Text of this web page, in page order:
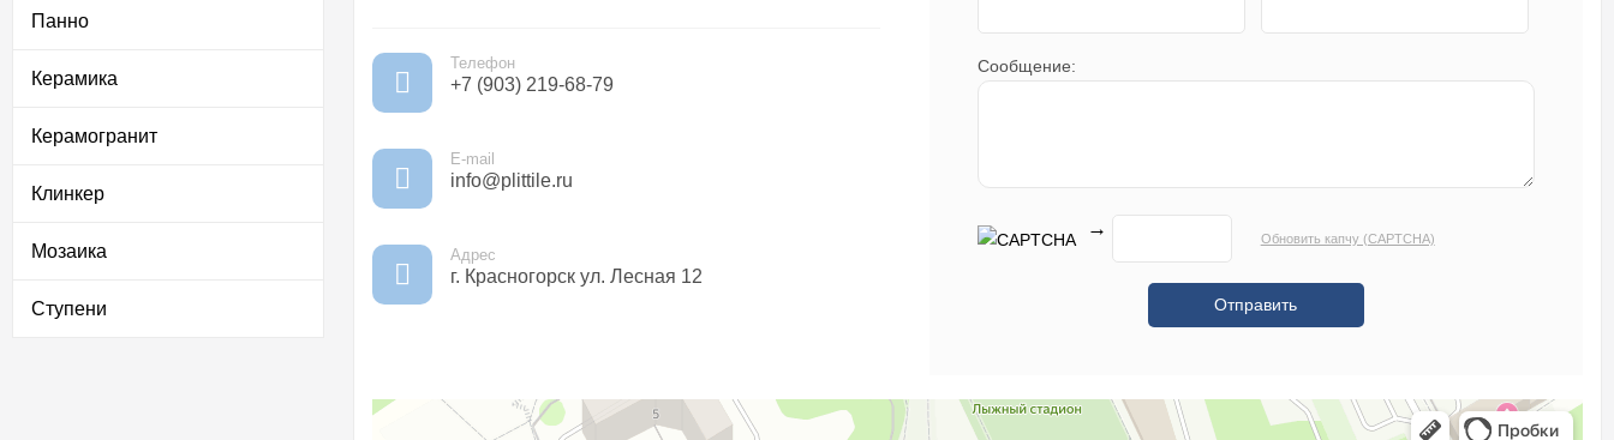
Панно
Керамика
Керамогранит
Клинкер
Мозаика
Ступени
Телефон
+7 (903) 219-68-79
E-mail
info@plittile.ru
Адрес
г. Красногорск ул. Лесная 12
Сообщение:
→ Обновить капчу (CAPTCHA)
Красногорск
Лесная улица, 12 на карте Красногорска — Яндекс Карты